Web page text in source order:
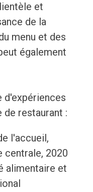
et
de la
menu et des
également
d'expériences
de restaurant :
l'accueil,
centrale, 2020
alimentaire et